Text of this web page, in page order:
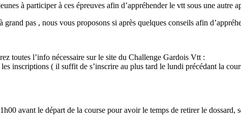
à participer à ces épreuves afin d’appréhender le vtt sous une autre
pas , nous vous proposons si après quelques conseils afin
toutes l’info nécessaire sur le site du Challenge Gardois Vtt :
inscriptions ( il suffit de s’inscrire au plus tard le lundi précédant la
avant le départ de la course pour avoir le temps de retirer le dossard,